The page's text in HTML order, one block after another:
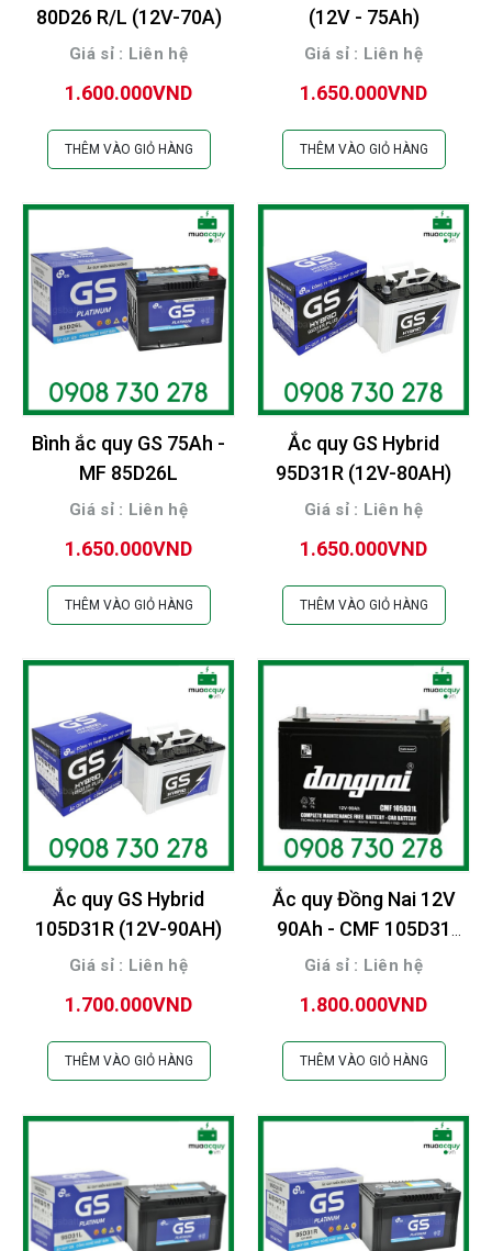
80D26 R/L (12V-70A)
Giá sỉ : Liên hệ
1.600.000VND
THÊM VÀO GIỎ HÀNG
(12V - 75Ah)
Giá sỉ : Liên hệ
1.650.000VND
THÊM VÀO GIỎ HÀNG
Bình ắc quy GS 75Ah -
MF 85D26L
Giá sỉ : Liên hệ
1.650.000VND
THÊM VÀO GIỎ HÀNG
Ắc quy GS Hybrid
95D31R (12V-80AH)
Giá sỉ : Liên hệ
1.650.000VND
THÊM VÀO GIỎ HÀNG
Ắc quy GS Hybrid
105D31R (12V-90AH)
Giá sỉ : Liên hệ
1.700.000VND
THÊM VÀO GIỎ HÀNG
Ắc quy Đồng Nai 12V
90Ah - CMF 105D31
(R/L)
Giá sỉ : Liên hệ
1.800.000VND
THÊM VÀO GIỎ HÀNG